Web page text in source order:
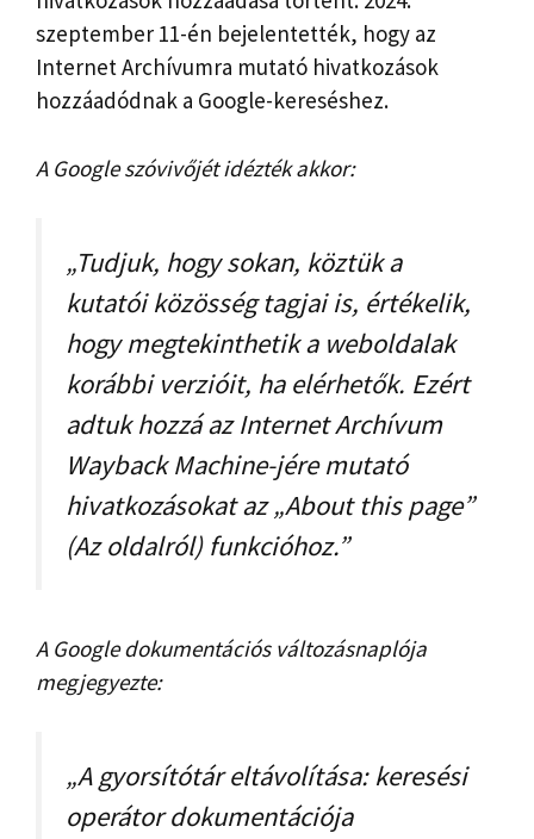
szeptember 11-én bejelentették, hogy az
Internet Archívumra mutató hivatkozások
hozzáadódnak a Google-kereséshez.
A Google szóvivőjét idézték akkor:
„Tudjuk, hogy sokan, köztük a
kutatói közösség tagjai is, értékelik,
hogy megtekinthetik a weboldalak
korábbi verzióit, ha elérhetők. Ezért
adtuk hozzá az Internet Archívum
Wayback Machine-jére mutató
hivatkozásokat az „About this page”
(Az oldalról) funkcióhoz.”
A Google dokumentációs változásnaplója
megjegyezte:
„A gyorsítótár eltávolítása: keresési
operátor dokumentációja